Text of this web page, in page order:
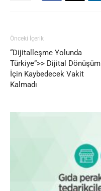
Önceki İçerik
“Dijitalleşme Yolunda
Türkiye”>> Dijital Dönüşüm
İçin Kaybedecek Vakit
Kalmadı